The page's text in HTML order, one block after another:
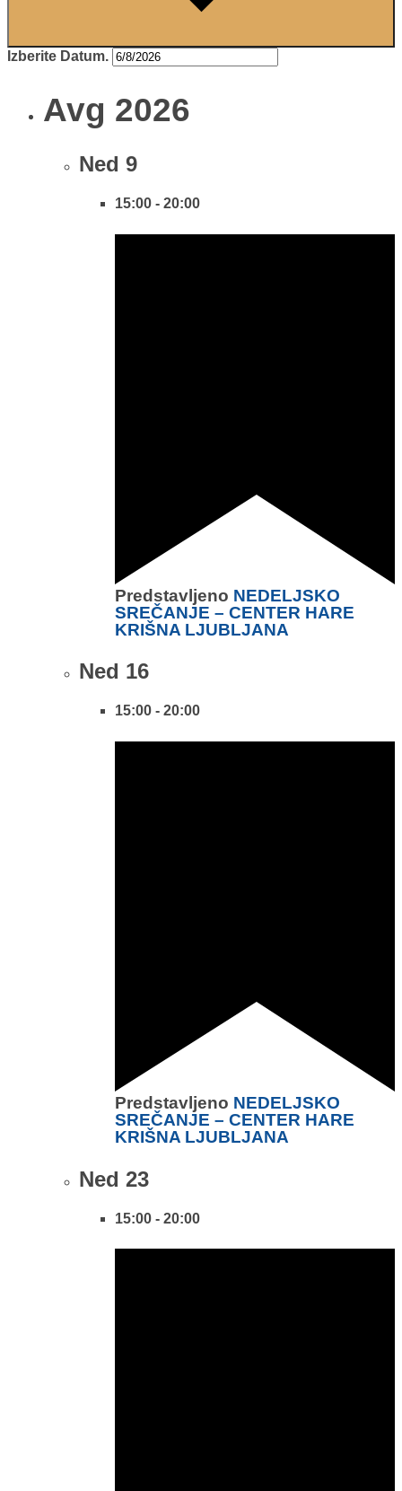
Izberite Datum.
Avg 2026
Ned 9
15:00 - 20:00
Predstavljeno NEDELJSKO
SREČANJE – CENTER HARE
KRIŠNA LJUBLJANA
Ned 16
15:00 - 20:00
Predstavljeno NEDELJSKO
SREČANJE – CENTER HARE
KRIŠNA LJUBLJANA
Ned 23
15:00 - 20:00